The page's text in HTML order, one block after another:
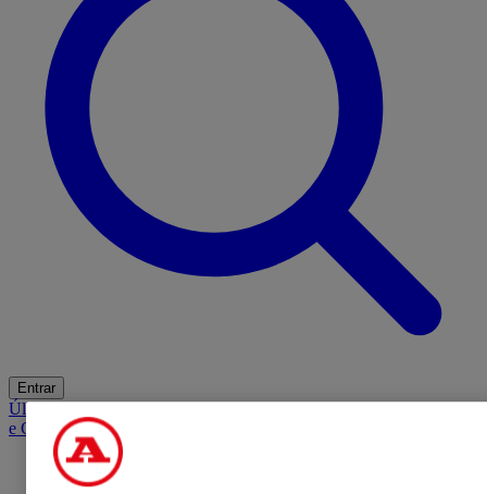
Entrar
ÚltimasMercadoOpiniãoiGaming HubA BOLA SUGEREBarba
e Cabelo